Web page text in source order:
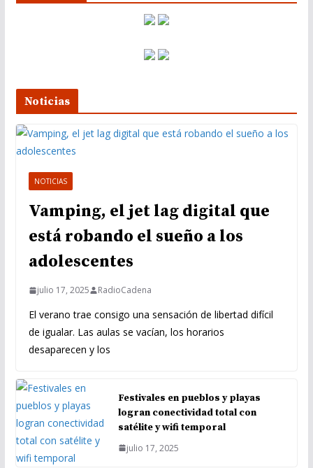
e
Noticias
NOTICIAS
Vamping, el jet lag digital que
está robando el sueño a los
adolescentes
julio 17, 2025 RadioCadena
El verano trae consigo una sensación de libertad difícil
de igualar. Las aulas se vacían, los horarios
desaparecen y los
Festivales en pueblos y playas
logran conectividad total con
satélite y wifi temporal
julio 17, 2025